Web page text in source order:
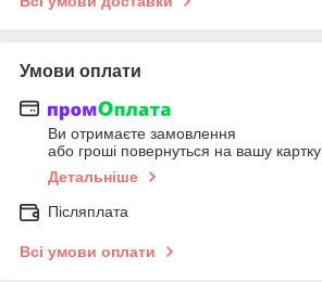
Умови оплати
Ви отримаєте замовлення
або гроші повернуться на вашу картку
Детальніше
Післяплата
Всі умови оплати